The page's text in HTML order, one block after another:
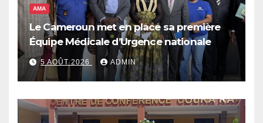
AMA
Le Cameroun met en place sa première
Équipe Médicale d’Urgence nationale
5 AOÛT 2026 ADMIN